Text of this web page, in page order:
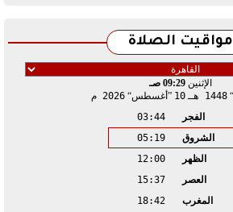
مواقيت الصلاة
الإثنين 09:29 صـ
1448 هـ 10 أغسطس 2026 م
الفجر
03:44
الشروق
05:19
الظهر
12:00
العصر
15:37
المغرب
18:42